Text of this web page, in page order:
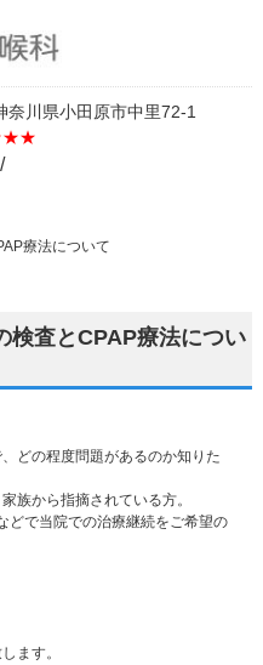
奈川県小田原市中里72-1
★★★
療法について
検査とCPAP療法につい
どの程度問題があるのか知りた
族から指摘されている方。
どで当院での治療継続をご希望の
ます。